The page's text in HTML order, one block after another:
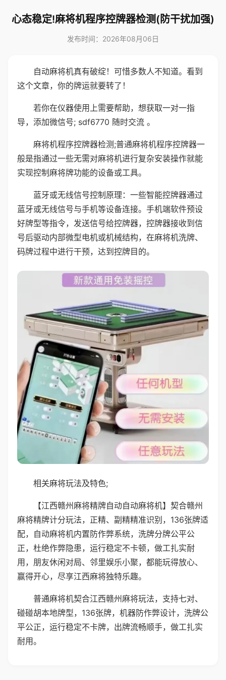
心态稳定!麻将机程序控牌器检测(防干扰加强)
发布时间：2026年08月06日
自动麻将机真有破绽！可惜多数人不知道。看到
这个文章，你的牌运就要转了！
若你在仪器使用上需要帮助，想获取一对一指
导，添加微信号; sdf6770 随时交流 。
麻将机程序控牌器检测;普通麻将机程序控牌器一
般是指通过一些无需对麻将机进行复杂安装操作就能
实现控制麻将牌功能的设备或工具。
蓝牙或无线信号控制原理：一些智能控牌器通过
蓝牙或无线信号与手机等设备连接。手机端软件预设
好牌型等指令，发送信号给控牌器，控牌器接收到信
号后驱动内部微型电机或机械结构，在麻将机洗牌、
码牌过程中进行干预，达到控牌目的。
相关麻将玩法及特色;
【江西赣州麻将精牌自动自动麻将机】契合赣州
麻将精牌计分玩法，正精、副精精准识别，136张牌适
配，自动麻将机内置防作弊系统，洗牌分牌公平公
正，杜绝作弊隐患，运行稳定不卡顿，做工扎实耐
用，朋友休闲对局、邻里娱乐小聚，都能玩得放心、
赢得开心，尽享江西麻将独特乐趣。
普通麻将机契合江西赣州麻将玩法，支持七对、
碰碰胡本地牌型，136张牌，机器防作弊设计，洗牌公
平公正，运行稳定不卡牌，出牌流畅顺手，做工扎实
耐用。